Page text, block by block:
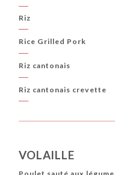
Riz
Rice Grilled Pork
Riz cantonais
Riz cantonais crevette
VOLAILLE